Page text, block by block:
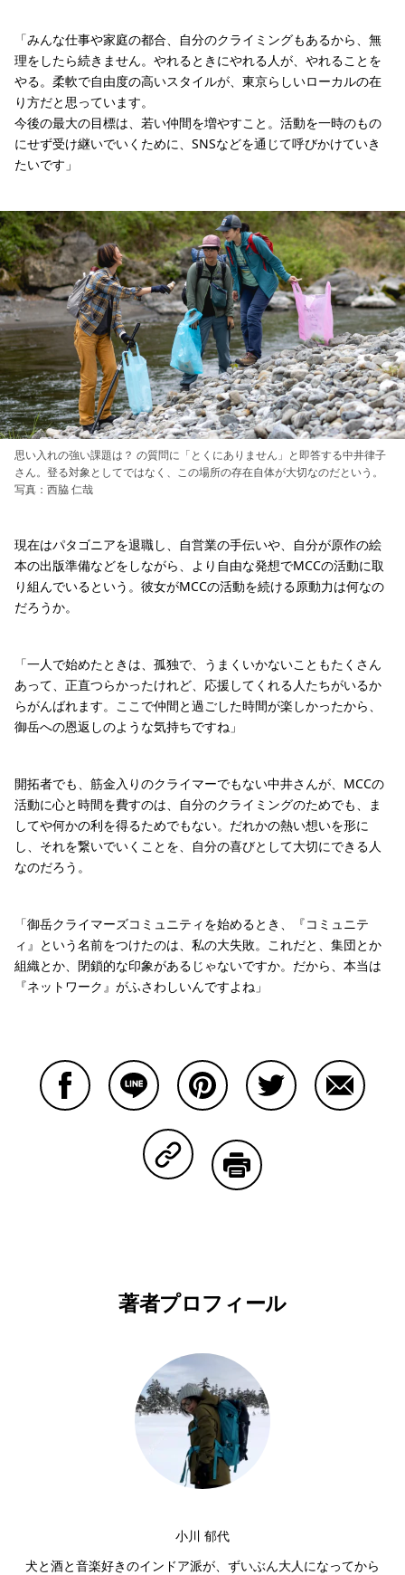
「みんな仕事や家庭の都合、自分のクライミングもあるから、無
理をしたら続きません。やれるときにやれる人が、やれることを
やる。柔軟で自由度の高いスタイルが、東京らしいローカルの在
り方だと思っています。
今後の最大の目標は、若い仲間を増やすこと。活動を一時のもの
にせず受け継いでいくために、SNSなどを通じて呼びかけていき
たいです」
思い入れの強い課題は？ の質問に「とくにありません」と即答する中井律子
さん。登る対象としてではなく、この場所の存在自体が大切なのだという。
写真：西脇 仁哉
現在はパタゴニアを退職し、自営業の手伝いや、自分が原作の絵
本の出版準備などをしながら、より自由な発想でMCCの活動に取
り組んでいるという。彼女がMCCの活動を続ける原動力は何なの
だろうか。
「一人で始めたときは、孤独で、うまくいかないこともたくさん
あって、正直つらかったけれど、応援してくれる人たちがいるか
らがんばれます。ここで仲間と過ごした時間が楽しかったから、
御岳への恩返しのような気持ちですね」
開拓者でも、筋金入りのクライマーでもない中井さんが、MCCの
活動に心と時間を費すのは、自分のクライミングのためでも、ま
してや何かの利を得るためでもない。だれかの熱い想いを形に
し、それを繋いでいくことを、自分の喜びとして大切にできる人
なのだろう。
「御岳クライマーズコミュニティを始めるとき、『コミュニテ
ィ』という名前をつけたのは、私の大失敗。これだと、集団とか
組織とか、閉鎖的な印象があるじゃないですか。だから、本当は
『ネットワーク』がふさわしいんですよね」
Copy Linkで共有する
著者プロフィール
小川 郁代
犬と酒と音楽好きのインドア派が、ずいぶん大人になってから